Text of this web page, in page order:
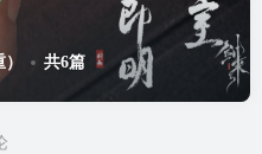
共6篇